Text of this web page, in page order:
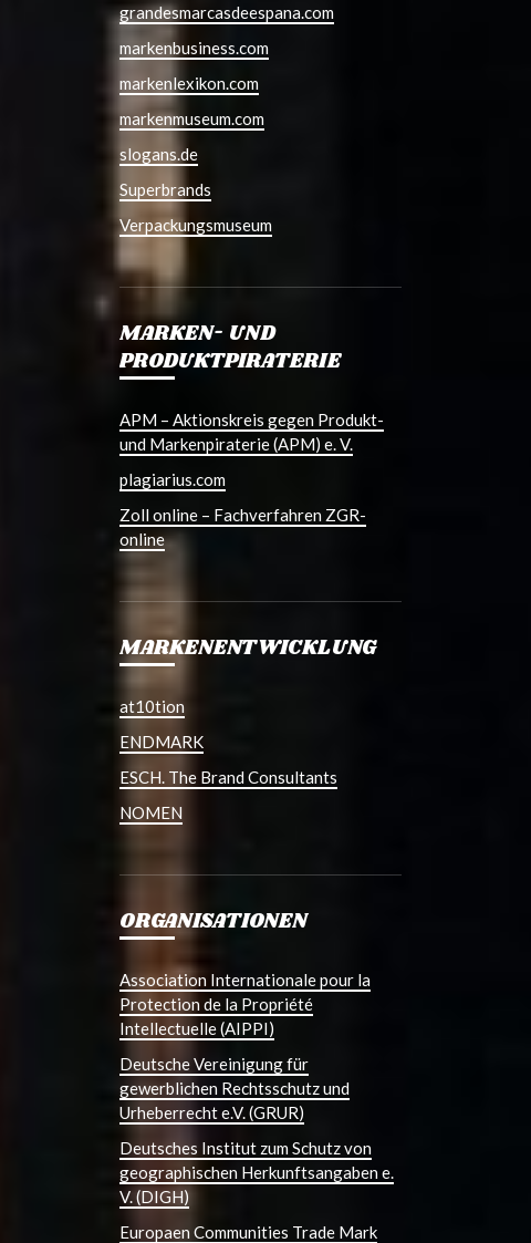
grandesmarcasdeespana.com
markenbusiness.com
markenlexikon.com
markenmuseum.com
slogans.de
Superbrands
Verpackungsmuseum
MARKEN- UND
PRODUKTPIRATERIE
APM – Aktionskreis gegen Produkt-
und Markenpiraterie (APM) e. V.
plagiarius.com
Zoll online – Fachverfahren ZGR-
online
MARKENENTWICKLUNG
at10tion
ENDMARK
ESCH. The Brand Consultants
NOMEN
ORGANISATIONEN
Association Internationale pour la
Protection de la Propriété
Intellectuelle (AIPPI)
Deutsche Vereinigung für
gewerblichen Rechtsschutz und
Urheberrecht e.V. (GRUR)
Deutsches Institut zum Schutz von
geographischen Herkunftsangaben e.
V. (DIGH)
Europaen Communities Trade Mark